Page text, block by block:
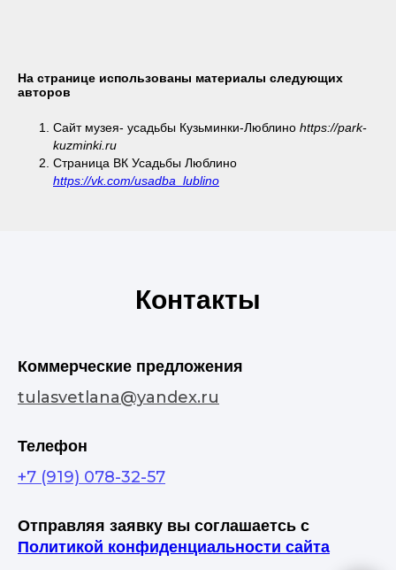
На странице использованы материалы следующих
авторов
Сайт музея- усадьбы Кузьминки-Люблино https://park-
kuzminki.ru
Страница ВК Усадьбы Люблино
https://vk.com/usadba_lublino
Контакты
Коммерческие предложения
tulasvetlana@yandex.ru
Телефон
+7 (919) 078-32-57
Отправляя заявку вы соглашаетсь с
Политикой конфиденциальности сайта